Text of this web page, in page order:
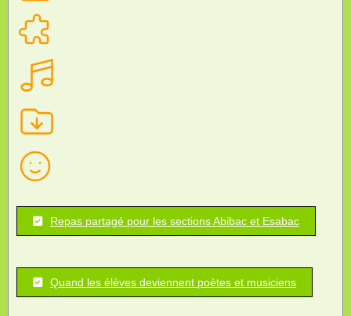
Repas partagé pour les sections Abibac et Esabac
Quand les élèves deviennent poètes et musiciens